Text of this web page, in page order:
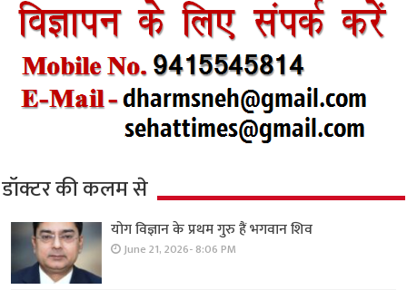
डॉक्टर की कलम से
योग विज्ञान के प्रथम गुरु हैं भगवान शिव
June 21, 2026- 8:06 PM